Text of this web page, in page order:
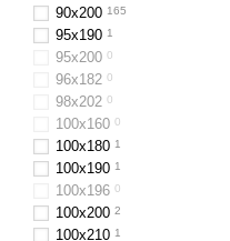
90x200 165
95х190 1
95х200 0
96х182 0
98х202 0
100x160 0
100х180 1
100х190 1
100х196 0
100x200 2
100х210 1